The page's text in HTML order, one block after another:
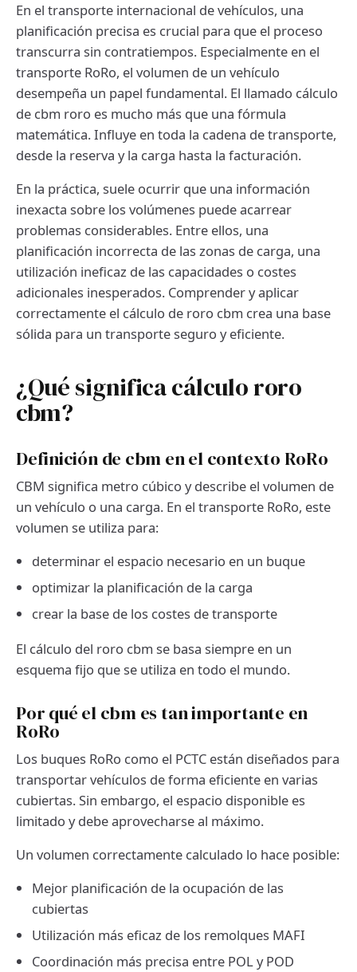
En el transporte internacional de vehículos, una
planificación precisa es crucial para que el proceso
transcurra sin contratiempos. Especialmente en el
transporte RoRo, el volumen de un vehículo
desempeña un papel fundamental. El llamado cálculo
de cbm roro es mucho más que una fórmula
matemática. Influye en toda la cadena de transporte,
desde la reserva y la carga hasta la facturación.
En la práctica, suele ocurrir que una información
inexacta sobre los volúmenes puede acarrear
problemas considerables. Entre ellos, una
planificación incorrecta de las zonas de carga, una
utilización ineficaz de las capacidades o costes
adicionales inesperados. Comprender y aplicar
correctamente el cálculo de roro cbm crea una base
sólida para un transporte seguro y eficiente.
¿Qué significa cálculo roro
cbm?
Definición de cbm en el contexto RoRo
CBM significa metro cúbico y describe el volumen de
un vehículo o una carga. En el transporte RoRo, este
volumen se utiliza para:
determinar el espacio necesario en un buque
optimizar la planificación de la carga
crear la base de los costes de transporte
El cálculo del roro cbm se basa siempre en un
esquema fijo que se utiliza en todo el mundo.
Por qué el cbm es tan importante en
RoRo
Los buques RoRo como el PCTC están diseñados para
transportar vehículos de forma eficiente en varias
cubiertas. Sin embargo, el espacio disponible es
limitado y debe aprovecharse al máximo.
Un volumen correctamente calculado lo hace posible:
Mejor planificación de la ocupación de las
cubiertas
Utilización más eficaz de los remolques MAFI
Coordinación más precisa entre POL y POD